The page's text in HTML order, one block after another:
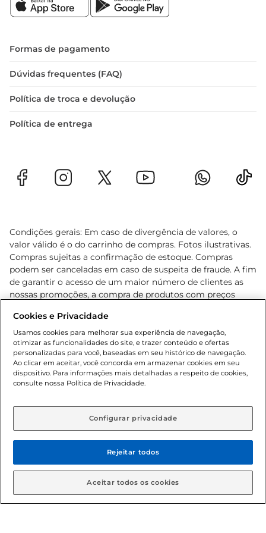
alimentação saborosa e nutritiva para sua família.
Para manter a frescura e qualidade do File Coxa
local refrigerado. Após aberto, consuma em até 3
não for utilizar todo o produto de uma vez, você
utilizadas, mantendo a qualidadepor mais tempo.
Formas de pagamento
Dúvidas frequentes (FAQ)
Política de troca e devolução
Política de entrega
Condições gerais: Em caso de divergência de valores, o
valor válido é o do carrinho de compras. Fotos ilustrativas.
Compras sujeitas a confirmação de estoque. Compras
podem ser canceladas em caso de suspeita de fraude. A fim
de garantir o acesso de um maior número de clientes as
nossas promoções, a compra de produtos com preços
cliente. Os preços, ofertas e condições são exclusivos para
o e-commerce e válidos durante o dia de hoje, podendo
sofrer alterações sem prévia notificação. Proibida a venda
de bebidas alcoólicas para menores de 18 anos, conforme
Lei n.º 8069/90, art. 81, inciso II (Estatuto da Criança e do
Adolescente). Preços e condições exclusivos para o
aviso prévio. O valor mínimo para as compras on-line é de
© 2026 Copyright. Todos os direitos
reservados Gbarbosa.
Cookies e Privacidade
Usamos cookies para melhorar sua experiência de navegação,
otimizar as funcionalidades do site, e trazer conteúdo e ofertas
personalizadas para você, baseadas em seu histórico de navegação.
Ao clicar em aceitar, você concorda em armazenar cookies em seu
dispositivo. Para informações mais detalhadas a respeito de cookies,
consulte nossa Política de Privacidade.
Configurar privacidade
Rejeitar todos
Aceitar todos os cookies